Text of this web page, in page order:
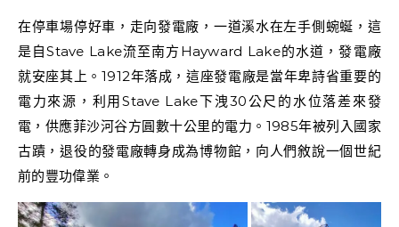
在停車場停好車，走向發電廠，一道溪水在左手側蜿蜒，這
是自Stave Lake流至南方Hayward Lake的水道，發電廠
就安座其上。1912年落成，這座發電廠是當年卑詩省重要的
電力來源，利用Stave Lake下洩30公尺的水位落差來發
電，供應菲沙河谷方圓數十公里的電力。1985年被列入國家
古蹟，退役的發電廠轉身成為博物館，向人們敘說一個世紀
前的豐功偉業。